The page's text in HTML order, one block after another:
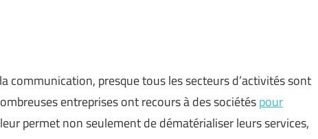
communication, presque tous les secteurs d’activités sont
entreprises ont recours à des sociétéspour
permet non seulement de dématérialiser leurs services,